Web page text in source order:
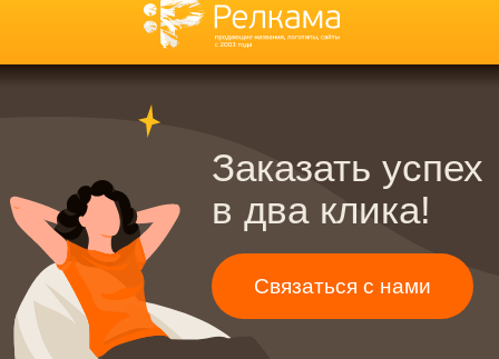
Дизайн
Фирменный стиль
Нейминг малого бизнеса
Нейминг интернет-магазина
Разработка корпоративных
сайтов
Разработка интернет-
магазинов
Разработка логотипа
Разработка фирменного
стиля
Дизайн наружной рекламы
Дизайн сувенирной продукции
Дизайн документации
Дизайн презентации
Дизайн инвестиционных тизеров
Разработка брендбука
GEO — продвижение⭐
SEO — оптимизация сайта